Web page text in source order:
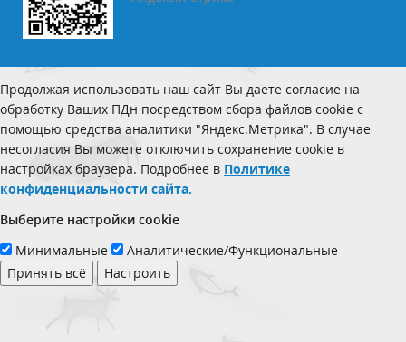
Продолжая использовать наш сайт Вы даете согласие на
обработку Ваших ПДн посредством сбора файлов cookie с
помощью средства аналитики "Яндекс.Метрика". В случае
несогласия Вы можете отключить сохранение cookie в
настройках браузера. Подробнее в Политике
конфиденциальности сайта.
Выберите настройки cookie
Минимальные
Аналитические/Функциональные
Принять всё
Настроить